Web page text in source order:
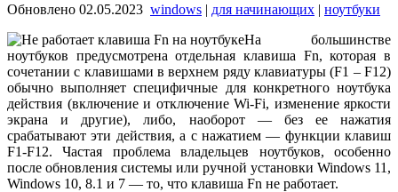
Обновлено 02.05.2023 windows | для начинающих | ноутбуки
На большинстве
ноутбуков предусмотрена отдельная клавиша Fn, которая в
сочетании с клавишами в верхнем ряду клавиатуры (F1 – F12)
обычно выполняет специфичные для конкретного ноутбука
действия (включение и отключение Wi-Fi, изменение яркости
экрана и другие), либо, наоборот — без ее нажатия
срабатывают эти действия, а с нажатием — функции клавиш
F1-F12. Частая проблема владельцев ноутбуков, особенно
после обновления системы или ручной установки Windows 11,
Windows 10, 8.1 и 7 — то, что клавиша Fn не работает.